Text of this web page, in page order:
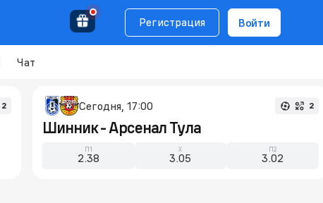
Регистрация Войти
Чат
2 Сегодня, 17:00 2
Шинник - Арсенал Тула
П1
2.38
X
3.05
П2
3.02